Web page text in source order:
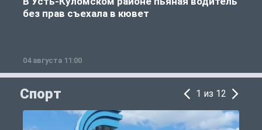
без прав съехала в кювет
04 августа 11:00
Спорт 1 из 12